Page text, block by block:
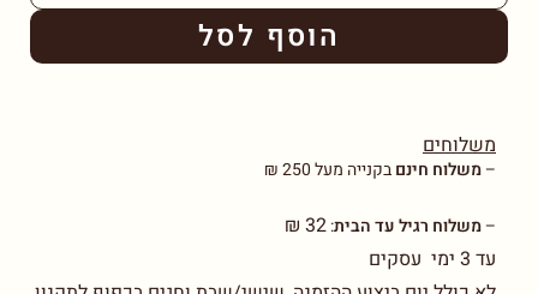
הוסף לסל
משלוחים
–משלוח חינםבקנייה מעל 250 ₪
–משלוח רגיל עד הבית:
32 ₪
עד 3 ימי עסקים